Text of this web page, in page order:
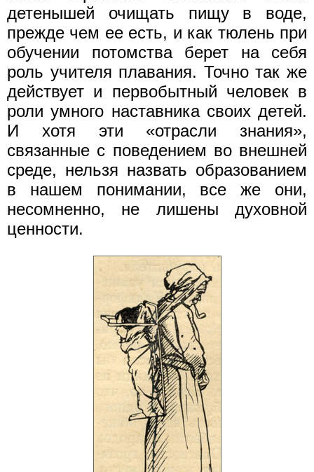
детенышей очищать пищу в воде,
прежде чем ее есть, и как тюлень при
обучении потомства берет на себя
роль учителя плавания. Точно так же
действует и первобытный человек в
роли умного наставника своих детей.
И хотя эти «отрасли знания»,
связанные с поведением во внешней
среде, нельзя назвать образованием
в нашем понимании, все же они,
несомненно, не лишены духовной
ценности.